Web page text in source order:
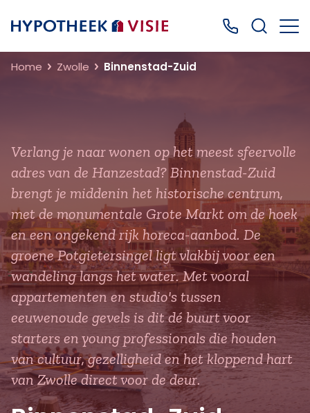
Terug naar home Bel ons: 0499
Home Zwolle Binnenstad-Zuid
Verlang je naar wonen op het meest sfeervolle
adres van de Hanzestad? Binnenstad-Zuid
brengt je middenin het historische centrum,
met de monumentale Grote Markt om de hoek
en een ongekend rijk horeca-aanbod. De
groene Potgietersingel ligt vlakbij voor een
wandeling langs het water. Met vooral
appartementen en studio's tussen
eeuwenoude gevels is dit dé buurt voor
starters en young professionals die houden
van cultuur, gezelligheid en het kloppend hart
van Zwolle direct voor de deur.